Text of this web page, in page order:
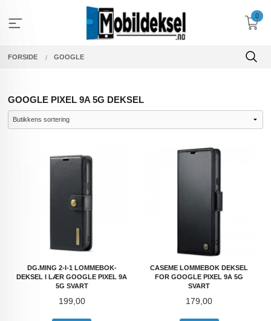
innholdet
0
FORSIDE GOOGLE
GOOGLE PIXEL 9A 5G DEKSEL
DG.MING 2-I-1 LOMMEBOK-
DEKSEL I LÆR GOOGLE PIXEL 9A
5G SVART
Pris
199,00
CASEME LOMMEBOK DEKSEL
FOR GOOGLE PIXEL 9A 5G
SVART
Pris
179,00